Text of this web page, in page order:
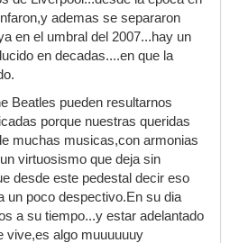
ademas se separaron
en el umbral del 2007...hay un
en decadas....en que la
Beatles pueden resultarnos
porque nuestras queridas
muchas musicas,con armonias
virtuosismo que deja sin
desde este pedestal decir eso
un poco despectivo.En su dia
a su tiempo...y estar adelantado
vive,es algo muuuuuuy